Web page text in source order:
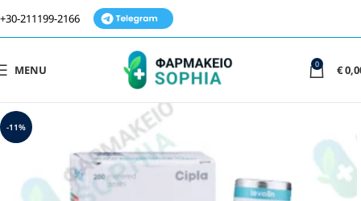
+30-211199-2166
MENU 0 €
-11%